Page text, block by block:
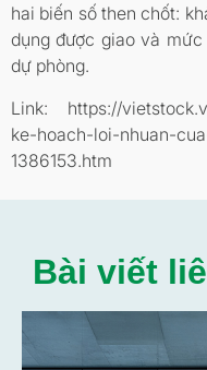
hai biến số then chốt:
dụng được giao và
dự phòng.
Link: https://
ke-hoach-loi-nhuan-
1386153.htm
Bài viết